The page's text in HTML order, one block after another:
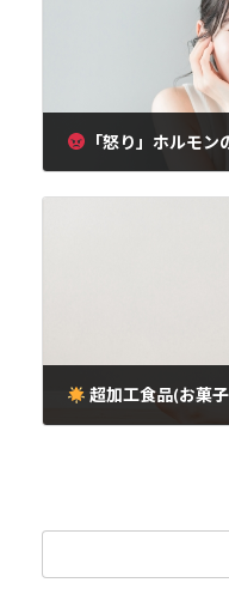
「怒り」ホルモン
超加工食品(お菓子